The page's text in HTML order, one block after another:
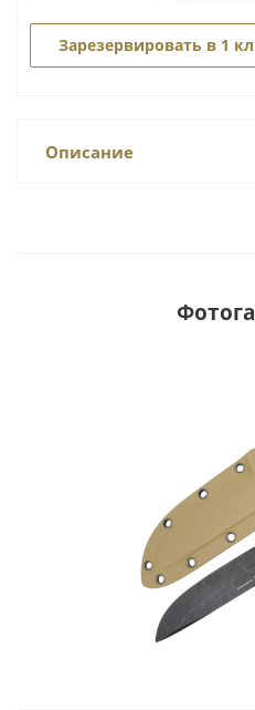
Зарезервировать в 1
Описание